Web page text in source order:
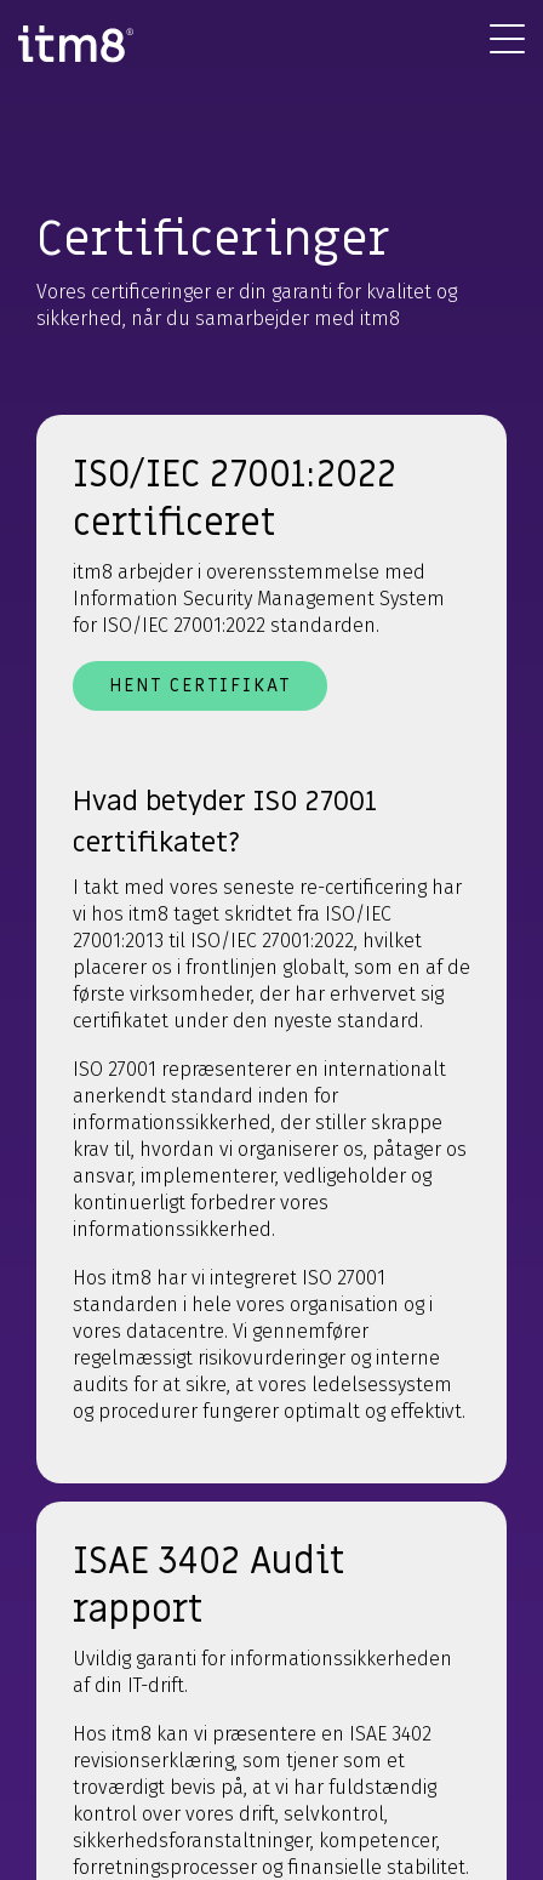
direkte
Certificeringer
Vores certificeringer er din garanti for kvalitet og
sikkerhed, når du samarbejder med itm8
ISO/IEC 27001:2022
certificeret
itm8 arbejder i overensstemmelse med
Information Security Management System
for ISO/IEC 27001:2022 standarden.
HENT CERTIFIKAT
Hvad betyder ISO 27001
certifikatet?
I takt med vores seneste re-certificering har
vi hos itm8 taget skridtet fra ISO/IEC
27001:2013 til ISO/IEC 27001:2022, hvilket
placerer os i frontlinjen globalt, som en af de
første virksomheder, der har erhvervet sig
certifikatet under den nyeste standard.
ISO 27001 repræsenterer en internationalt
anerkendt standard inden for
informationssikkerhed, der stiller skrappe
krav til, hvordan vi organiserer os, påtager os
ansvar, implementerer, vedligeholder og
kontinuerligt forbedrer vores
informationssikkerhed.
Hos itm8 har vi integreret ISO 27001
standarden i hele vores organisation og i
vores datacentre. Vi gennemfører
regelmæssigt risikovurderinger og interne
audits for at sikre, at vores ledelsessystem
og procedurer fungerer optimalt og effektivt.
ISAE 3402 Audit
rapport
Uvildig garanti for informationssikkerheden
af din IT-drift.
Hos itm8 kan vi præsentere en ISAE 3402
revisionserklæring, som tjener som et
troværdigt bevis på, at vi har fuldstændig
kontrol over vores drift, selvkontrol,
sikkerhedsforanstaltninger, kompetencer,
forretningsprocesser og finansielle stabilitet.